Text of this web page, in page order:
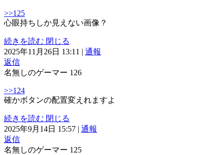
>>125
心眼持ちしか見えない画像？
続きを読む 閉じる
2025年11月26日 13:11 | 通報
返信
名無しのゲーマー 126
>>124
確かボタンの配置変えれますよ
続きを読む 閉じる
2025年9月14日 15:57 | 通報
返信
名無しのゲーマー 125